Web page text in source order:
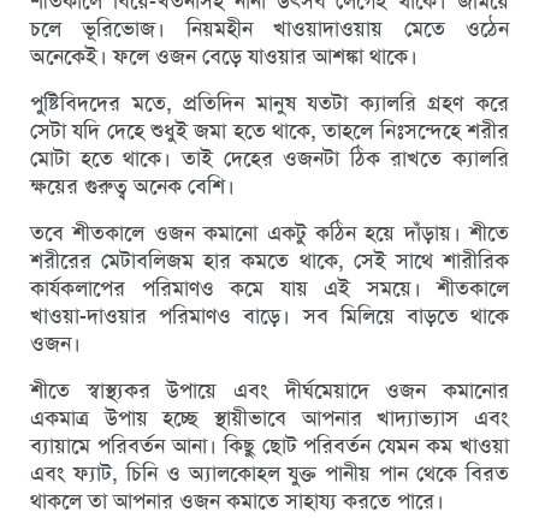
চলে ভূরিভোজ। নিয়মহীন খাওয়াদাওয়ায় মেতে ওঠেন
অনেকেই। ফলে ওজন বেড়ে যাওয়ার আশঙ্কা থাকে।
পুষ্টিবিদদের মতে, প্রতিদিন মানুষ যতটা ক্যালরি গ্রহণ করে
সেটা যদি দেহে শুধুই জমা হতে থাকে, তাহলে নিঃসন্দেহে শরীর
মোটা হতে থাকে। তাই দেহের ওজনটা ঠিক রাখতে ক্যালরি
ক্ষয়ের গুরুত্ব অনেক বেশি।
তবে শীতকালে ওজন কমানো একটু কঠিন হয়ে দাঁড়ায়। শীতে
শরীরের মেটাবলিজম হার কমতে থাকে, সেই সাথে শারীরিক
কার্যকলাপের পরিমাণও কমে যায় এই সময়ে। শীতকালে
খাওয়া-দাওয়ার পরিমাণও বাড়ে। সব মিলিয়ে বাড়তে থাকে
ওজন।
শীতে স্বাস্থ্যকর উপায়ে এবং দীর্ঘমেয়াদে ওজন কমানোর
একমাত্র উপায় হচ্ছে স্থায়ীভাবে আপনার খাদ্যাভ্যাস এবং
ব্যায়ামে পরিবর্তন আনা। কিছু ছোট পরিবর্তন যেমন কম খাওয়া
এবং ফ্যাট, চিনি ও অ্যালকোহল যুক্ত পানীয় পান থেকে বিরত
থাকলে তা আপনার ওজন কমাতে সাহায্য করতে পারে।